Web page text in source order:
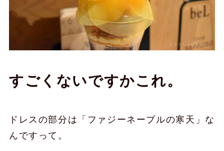
すごくないですかこれ。
ドレスの部分は「ファジーネーブルの寒天」な
んですって。